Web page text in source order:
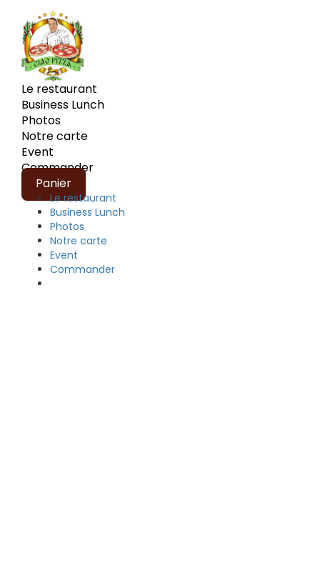
Le restaurant
Business Lunch
Photos
Notre carte
Event
Commander
Panier
Le restaurant
Business Lunch
Photos
Notre carte
Event
Commander